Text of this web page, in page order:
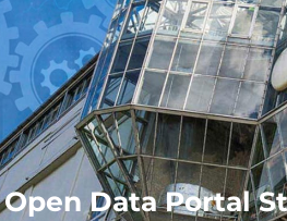
Open Data Portal